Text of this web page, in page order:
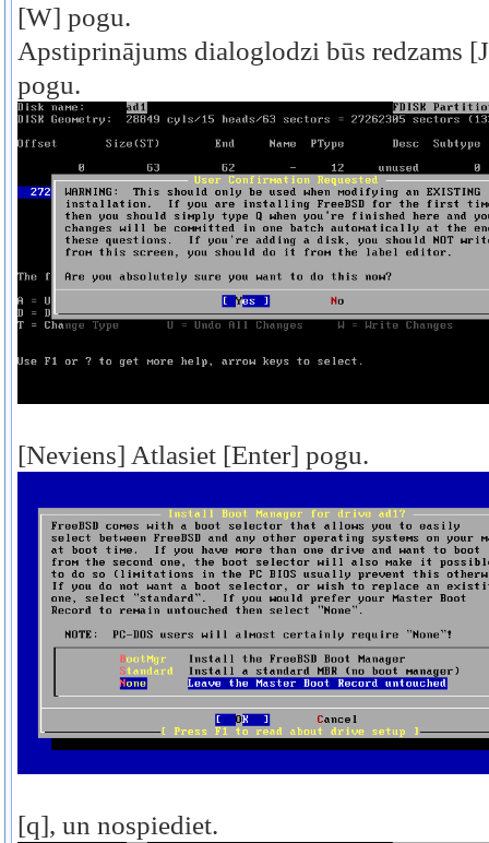
[W] pogu.
Apstiprinājums dialoglodzi būs redzams
pogu.
[Neviens] Atlasiet [Enter] pogu.
[q], un nospiediet.